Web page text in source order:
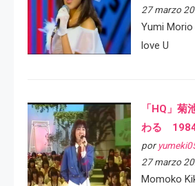
27 marzo
Yumi
love U
「HQ」
わる
por
27 marzo
Momoko